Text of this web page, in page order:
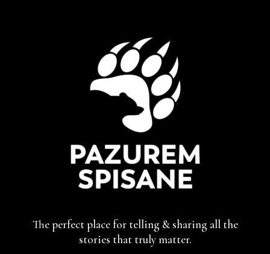
The perfect place for telling & sharing all the
stories that truly matter.